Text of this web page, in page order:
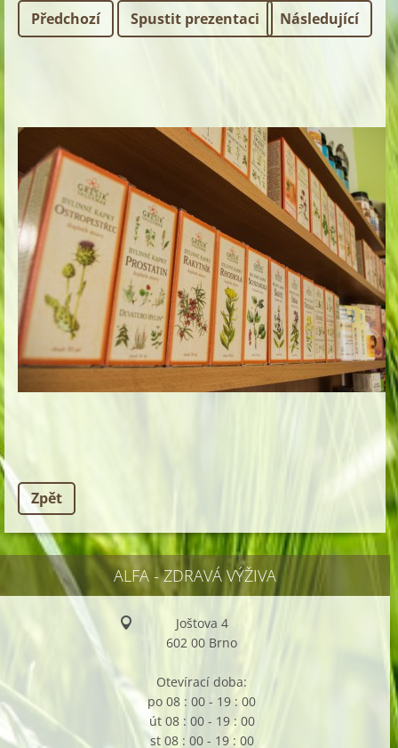
Předchozí Spustit prezentaci Následující
Zpět
ALFA - ZDRAVÁ VÝŽIVA
Joštova 4
602 00 Brno
Otevírací doba:
po 08 : 00 - 19 : 00
út 08 : 00 - 19 : 00
st 08 : 00 - 19 : 00